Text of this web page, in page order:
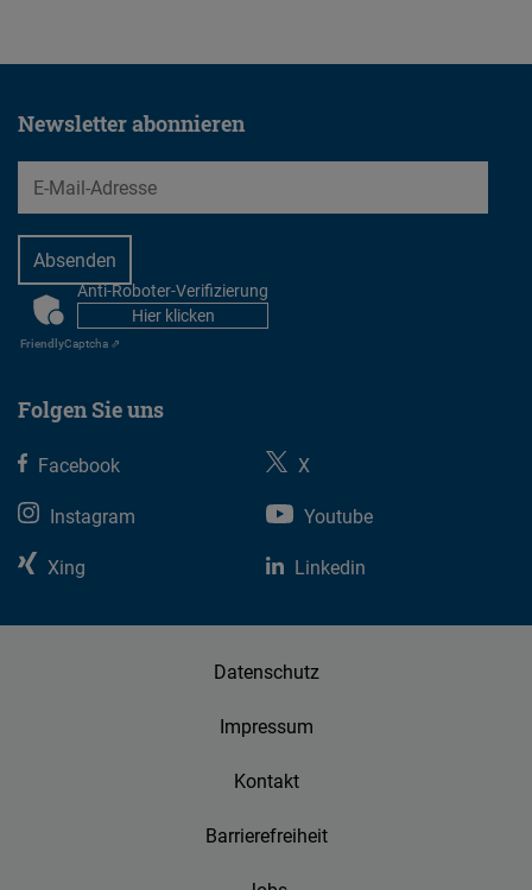
Newsletter abonnieren
EMail
CAPTCHAAnti-Roboter-Verifizierung
Hier klicken
FriendlyCaptcha ⇗
Folgen Sie uns
Facebook
X
Instagram
Youtube
Xing
Linkedin
Datenschutz
Impressum
Kontakt
Barrierefreiheit